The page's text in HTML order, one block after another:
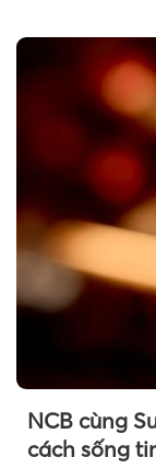
NCB cùng
cách sống